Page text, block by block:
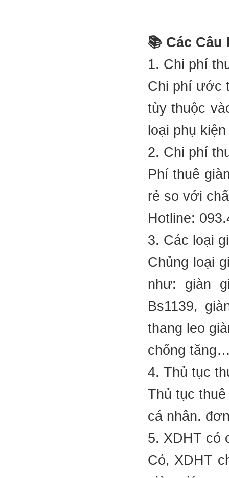
📚 Các
1. Chi phí
Chi phí ước
tùy thuộc
loại phụ
2. Chi phí
Phí thuê
rẻ so với
Hotline:
3. Các loại
Chủng loại
như: giàn
Bs1139,
thang leo
chống
4. Thủ tục
Thủ tục
cá nhân.
5. XDHT có
Có, XDHT